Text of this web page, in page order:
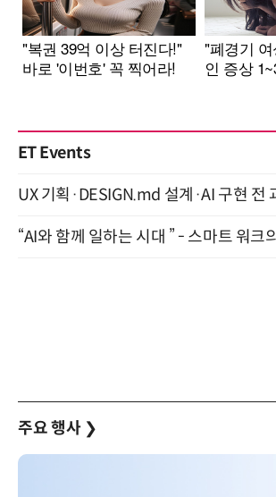
ET Events
주요 행사 ❯